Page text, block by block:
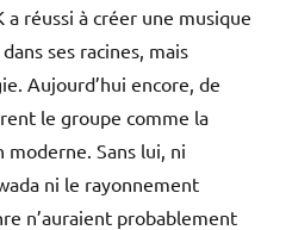
a réussi à créer une musique
ses racines, mais
Aujourd’hui encore, de
le groupe comme la
Sans lui, ni
ni le rayonnement
n’auraient probablement